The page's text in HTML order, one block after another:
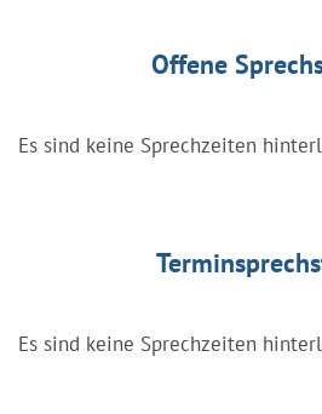
Offene
Es sind keine Sprechzeiten
Es sind keine Sprechzeiten